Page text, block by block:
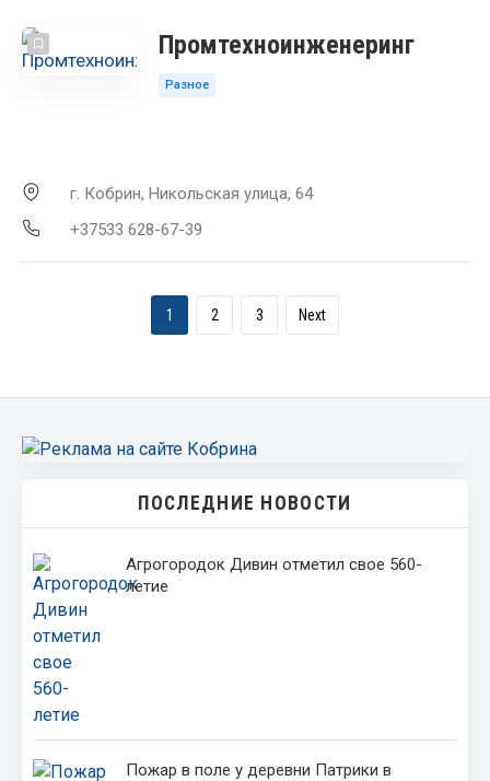
Промтехноинженеринг
Разное
г. Кобрин, Никольская улица, 64
+37533 628-67-39
1 2 3 Next
ПОСЛЕДНИЕ НОВОСТИ
Агрогородок Дивин отметил свое 560-
летие
Пожар в поле у деревни Патрики в